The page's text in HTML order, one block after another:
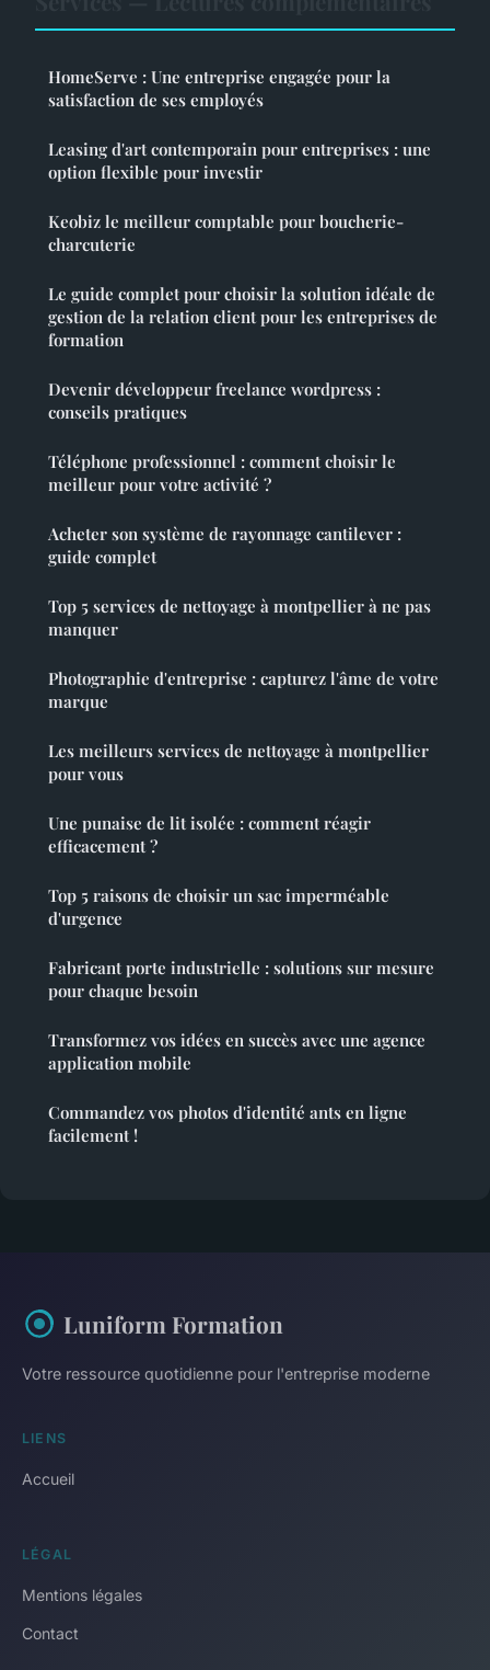
HomeServe : Une entreprise engagée pour la
satisfaction de ses employés
Leasing d'art contemporain pour entreprises : une
option flexible pour investir
Keobiz le meilleur comptable pour boucherie-
charcuterie
Le guide complet pour choisir la solution idéale de
gestion de la relation client pour les entreprises de
formation
Devenir développeur freelance wordpress :
conseils pratiques
Téléphone professionnel : comment choisir le
meilleur pour votre activité ?
Acheter son système de rayonnage cantilever :
guide complet
Top 5 services de nettoyage à montpellier à ne pas
manquer
Photographie d'entreprise : capturez l'âme de votre
marque
Les meilleurs services de nettoyage à montpellier
pour vous
Une punaise de lit isolée : comment réagir
efficacement ?
Top 5 raisons de choisir un sac imperméable
d'urgence
Fabricant porte industrielle : solutions sur mesure
pour chaque besoin
Transformez vos idées en succès avec une agence
application mobile
Commandez vos photos d'identité ants en ligne
facilement !
Luniform Formation
Votre ressource quotidienne pour l'entreprise moderne
LIENS
Accueil
LÉGAL
Mentions légales
Contact